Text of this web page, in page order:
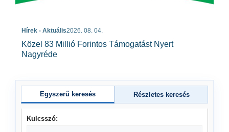
Hírek - Aktuális2026. 08. 04.
Közel 83 Millió Forintos Támogatást Nyert
Nagyréde
Egyszerű keresés Részletes keresés
Kulcsszó: